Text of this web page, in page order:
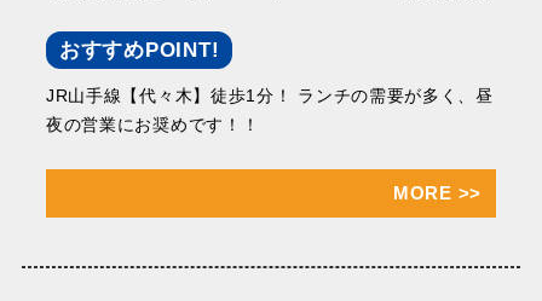
おすすめPOINT!
JR⼭⼿線【代々⽊】徒歩1分！ ランチの需要が多く、昼
夜の営業にお奨めです！！
MORE >>